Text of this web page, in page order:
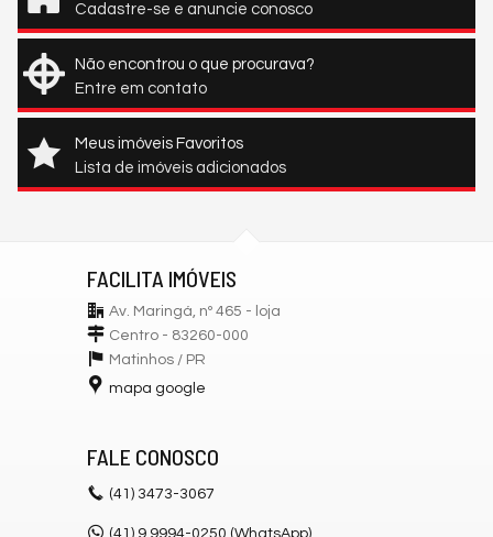
Cadastre-se e anuncie conosco
Não encontrou o que procurava?
Entre em contato
Meus imóveis Favoritos
Lista de imóveis adicionados
FACILITA IMÓVEIS
Av. Maringá, nº 465 - loja
Centro - 83260-000
Matinhos / PR
mapa google
FALE CONOSCO
(41) 3473-3067
(41) 9.9994-0250 (WhatsApp)